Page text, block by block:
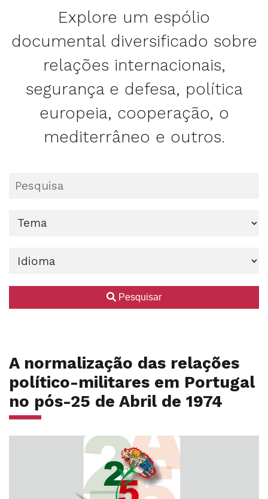
Explore um espólio
documental diversificado sobre
relações internacionais,
segurança e defesa, política
europeia, cooperação, o
mediterrâneo e outros.
Pesquisar
A normalização das relações
político-militares em Portugal
no pós-25 de Abril de 1974